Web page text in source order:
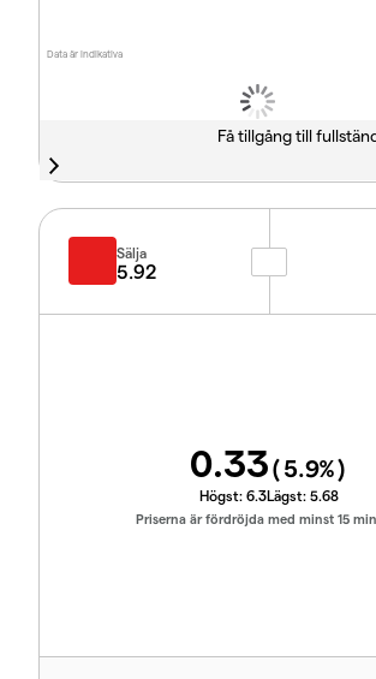
Data är indikativa
Få tillgång till
Sälja
5.92
0.33(5.9%)
Högst: 6.3Lägst: 5.68
Priserna är fördröjda med minst 15